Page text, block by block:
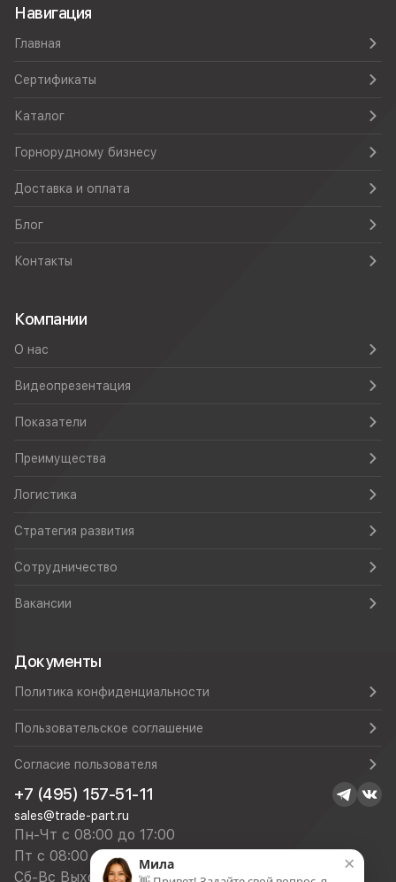
Навигация
Главная
Сертификаты
Каталог
Горнорудному бизнесу
Доставка и оплата
Блог
Контакты
Компании
О нас
Видеопрезентация
Показатели
Преимущества
Логистика
Стратегия развития
Сотрудничество
Вакансии
Документы
Политика конфиденциальности
Пользовательское соглашение
Согласие пользователя
+7 (495) 157-51-11
sales@trade-part.ru
Пн-Чт с 08:00 до 17:00
Пт с 08:00 до 16:00
Сб-Вс Выходной
×
Мила